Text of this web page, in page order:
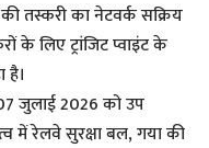
तस्करी का नेटवर्क सक्रिय
लिए ट्रांजिट प्वाइंट के
है।
जुलाई 2026 को उप
में रेलवे सुरक्षा बल, गया की